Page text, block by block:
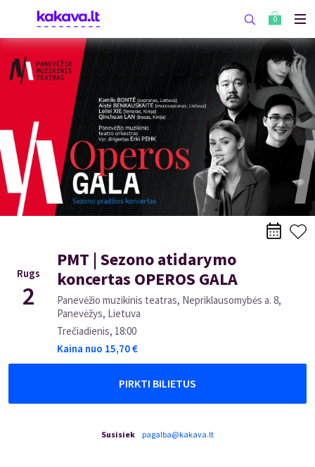
0
Rugs
2
PMT | Sezono atidarymo
koncertas OPEROS GALA
Panevėžio muzikinis teatras, Nepriklausomybės a. 8,
Panevėžys, Lietuva
Trečiadienis, 18:00
Kaina nuo 15,70€
PIRKTI BILIETUS
Susisiek pagalba@kakava.lt